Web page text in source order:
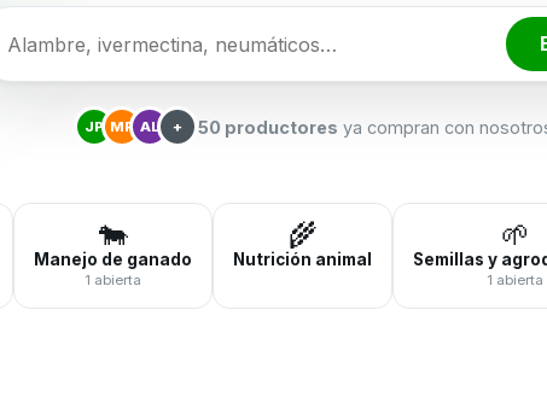
JP MR AL + 50 productores ya compran con
🐄
Manejo de ganado
1 abierta
🌾
Nutrición animal
🌱
Semillas y
1 abierta